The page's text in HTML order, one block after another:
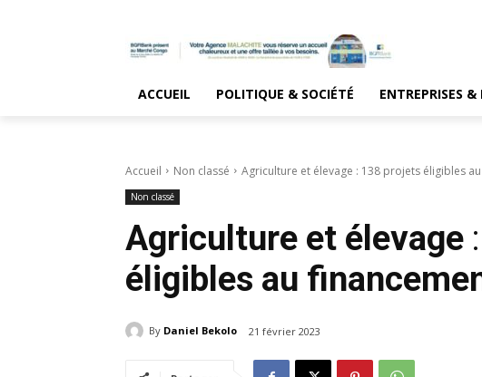
ACCUEIL POLITIQUE & SOCIÉTÉ ENTREPRISES &
Accueil Non classé Agriculture et élevage : 138 projets éligibles
Non classé
Agriculture et élevage :
éligibles au
By Daniel Bekolo 21 février 2023